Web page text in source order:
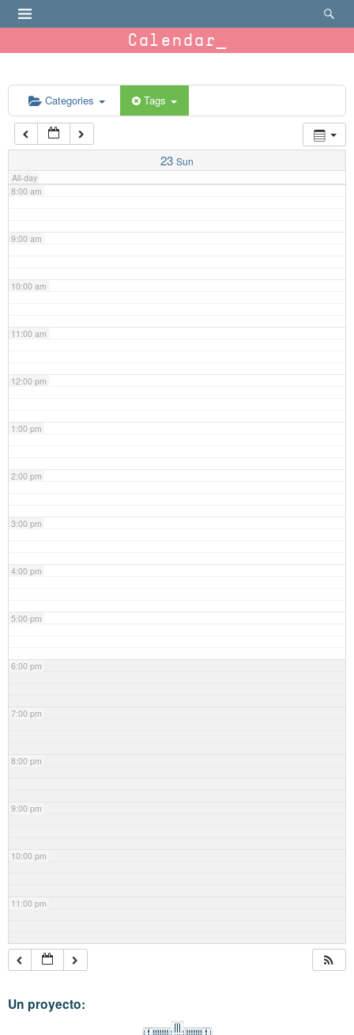
Calendar
Categories Tags
23 Sun
All-day
6:00 am
7:00 am
8:00 am
9:00 am
10:00 am
11:00 am
12:00 pm
1:00 pm
2:00 pm
3:00 pm
4:00 pm
5:00 pm
6:00 pm
7:00 pm
8:00 pm
9:00 pm
10:00 pm
11:00 pm
Un proyecto: